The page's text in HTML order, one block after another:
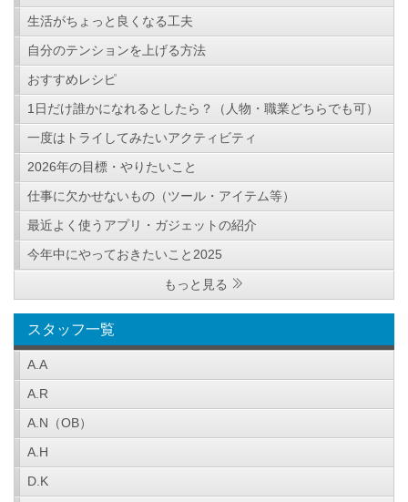
生活がちょっと良くなる工夫
自分のテンションを上げる方法
おすすめレシピ
1日だけ誰かになれるとしたら？（人物・職業どちらでも可）
一度はトライしてみたいアクティビティ
2026年の目標・やりたいこと
仕事に欠かせないもの（ツール・アイテム等）
最近よく使うアプリ・ガジェットの紹介
今年中にやっておきたいこと2025
もっと見る
スタッフ一覧
A.A
A.R
A.N（OB）
A.H
D.K